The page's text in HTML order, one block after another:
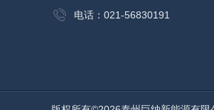
电话：021-56830191